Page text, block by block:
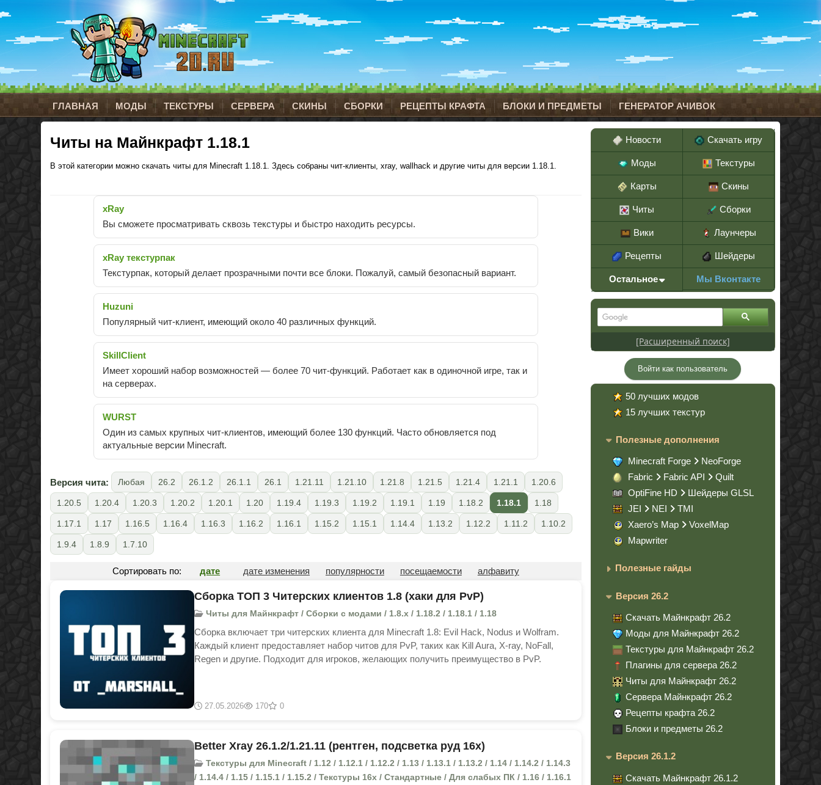
ГЛАВНАЯ МОДЫ ТЕКСТУРЫ СЕРВЕРА СКИНЫ СБОРКИ РЕЦЕПТЫ КРАФТА БЛОКИ И ПРЕДМЕТЫ ГЕНЕРАТОР АЧИВОК
Читы на Майнкрафт 1.18.1
В этой категории можно скачать читы для Minecraft 1.18.1. Здесь собраны чит-клиенты, xray, wallhack и другие читы для версии 1.18.1.
xRay
Вы сможете просматривать сквозь текстуры и быстро находить ресурсы.
xRay текстурпак
Текстурпак, который делает прозрачными почти все блоки. Пожалуй, самый безопасный вариант.
Huzuni
Популярный чит-клиент, имеющий около 40 различных функций.
SkillClient
Имеет хороший набор возможностей — более 70 чит-функций. Работает как в одиночной игре, так и
на серверах.
WURST
Один из самых крупных чит-клиентов, имеющий более 130 функций. Часто обновляется под
актуальные версии Minecraft.
Версия чита: Любая 26.2 26.1.2 26.1.1 26.1 1.21.11 1.21.10 1.21.8 1.21.5 1.21.4 1.21.1 1.20.6
1.20.5 1.20.4 1.20.3 1.20.2 1.20.1 1.20 1.19.4 1.19.3 1.19.2 1.19.1 1.19 1.18.2 1.18.1 1.18
1.17.1 1.17 1.16.5 1.16.4 1.16.3 1.16.2 1.16.1 1.15.2 1.15.1 1.14.4 1.13.2 1.12.2 1.11.2 1.10.2
1.9.4 1.8.9 1.7.10
Сортировать по: дате дате изменения популярности посещаемости алфавиту
Сборка ТОП 3 Читерских клиентов 1.8 (хаки для PvP)
Читы для Майнкрафт / Сборки с модами / 1.8.x / 1.18.2 / 1.18.1 / 1.18
Сборка включает три читерских клиента для Minecraft 1.8: Evil Hack, Nodus и Wolfram.
Каждый клиент предоставляет набор читов для PvP, таких как Kill Aura, X-ray, NoFall,
Regen и другие. Подходит для игроков, желающих получить преимущество в PvP.
27.05.2026 170 0
Better Xray 26.1.2/1.21.11 (рентген, подсветка руд 16x)
Текстуры для Minecraft / 1.12 / 1.12.1 / 1.12.2 / 1.13 / 1.13.1 / 1.13.2 / 1.14 / 1.14.2 / 1.14.3
/ 1.14.4 / 1.15 / 1.15.1 / 1.15.2 / Текстуры 16x / Стандартные / Для слабых ПК / 1.16 / 1.16.1
Новости Скачать игру
Моды Текстуры
Карты Скины
Читы Сборки
Вики Лаунчеры
Рецепты Шейдеры
Остальное Мы Вконтакте
[Расширенный поиск]
Войти как пользователь
50 лучших модов
15 лучших текстур
Полезные дополнения
Minecraft Forge
NeoForge
Fabric
Fabric API
Quilt
OptiFine HD
Шейдеры GLSL
JEI
NEI
TMI
Xaero’s Map
VoxelMap
Mapwriter
Полезные гайды
Версия 26.2
Скачать Майнкрафт 26.2
Моды для Майнкрафт 26.2
Текстуры для Майнкрафт 26.2
Плагины для сервера 26.2
Читы для Майнкрафт 26.2
Сервера Майнкрафт 26.2
Рецепты крафта 26.2
Блоки и предметы 26.2
Версия 26.1.2
Скачать Майнкрафт 26.1.2